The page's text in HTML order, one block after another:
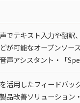
でテキスト入力や翻訳
が可能なオープンソー
声アシスタント・「
活用したフィードバッ
品改善ソリューション